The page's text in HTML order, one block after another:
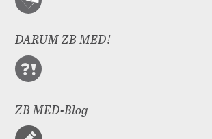
DARUM ZB MED!
ZB MED-Blog